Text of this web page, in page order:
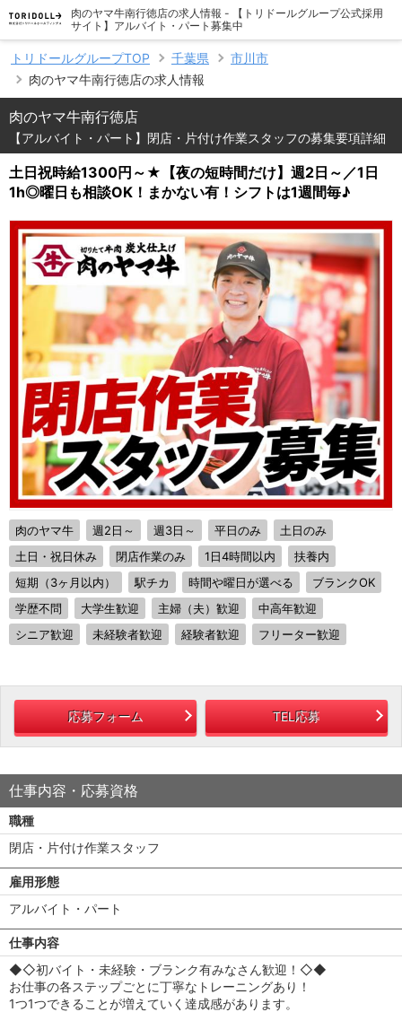
肉のヤマ牛南行徳店の求人情報 - 【トリドールグループ公式採用
サイト】アルバイト・パート募集中
トリドールグループTOP 千葉県
市川市
肉のヤマ牛南行徳店の求人情報
肉のヤマ牛南行徳店
【アルバイト・パート】閉店・片付け作業スタッフの募集要項詳細
土日祝時給1300円～★【夜の短時間だけ】週2日～／1日
1h◎曜日も相談OK！まかない有！シフトは1週間毎♪
肉のヤマ牛 週2日～ 週3日～ 平日のみ
土日のみ
土日・祝日休み
閉店作業のみ 1日4時間以内
扶養内
短期（3ヶ月以内）
駅チカ 時間や曜日が選べる
ブランクOK
学歴不問
大学生歓迎 主婦（夫）歓迎
中高年歓迎
シニア歓迎
未経験者歓迎 経験者歓迎 フリーター歓迎
応募フォーム TEL応募
仕事内容・応募資格
職種
閉店・片付け作業スタッフ
雇用形態
アルバイト・パート
仕事内容
◆◇初バイト・未経験・ブランク有みなさん歓迎！◇◆
お仕事の各ステップごとに丁寧なトレーニングあり！
1つ1つできることが増えていく達成感があります。